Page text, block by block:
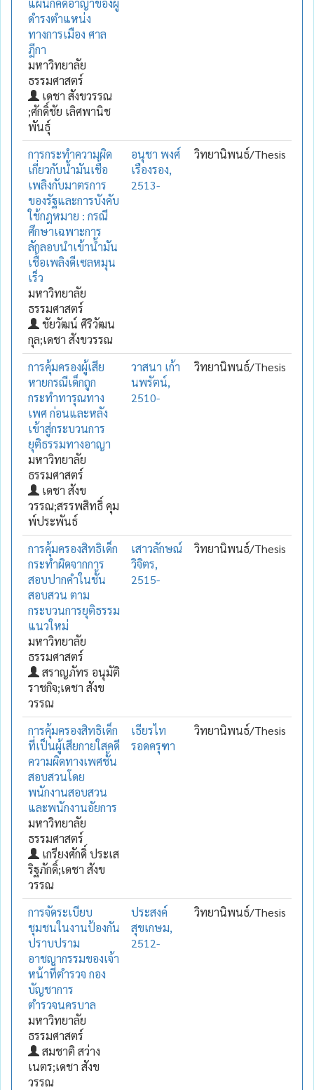
ดำรงตำแหน่ง
ทางการเมือง ศาล
ฎีกา
มหาวิทยาลัย
ธรรมศาสตร์
เดชา สังขวรรณ
;ศักดิ์ชัย เลิศพานิช
พันธุ์
การกระทำความผิด
เกี่ยวกับน้ำมันเชื้อ
เพลิงกับมาตรการ
ของรัฐและการบังคับ
ใช้กฎหมาย : กรณี
ศึกษาเฉพาะการ
ลักลอบนำเข้าน้ำมัน
เชื้อเพลิงดีเซลหมุน
เร็ว
มหาวิทยาลัย
ธรรมศาสตร์
ชัยวัฒน์ ศิริวัฒน
กุล;เดชา สังขวรรณ
อนุชา พงศ์
เรืองรอง,
2513-
วิทยานิพนธ์/Thesis
การคุ้มครองผู้เสีย
หายกรณีเด็กถูก
กระทำทารุณทาง
เพศ ก่อนและหลัง
เข้าสู่กระบวนการ
ยุติธรรมทางอาญา
มหาวิทยาลัย
ธรรมศาสตร์
เดชา สังข
วรรณ;สรรพสิทธิ์ คุม
พ์ประพันธ์
วาสนา เก้า
นพรัตน์,
2510-
วิทยานิพนธ์/Thesis
การคุ้มครองสิทธิเด็ก
กระทำผิดจากการ
สอบปากคำในชั้น
สอบสวน ตาม
กระบวนการยุติธรรม
แนวใหม่
มหาวิทยาลัย
ธรรมศาสตร์
สราญภัทร อนุมัติ
ราชกิจ;เดชา สังข
วรรณ
เสาวลักษณ์
วิจิตร,
2515-
วิทยานิพนธ์/Thesis
การคุ้มครองสิทธิเด็ก
ที่เป็นผู้เสียกายใสคดี
ความผิดทางเพศชั้น
สอบสวนโดย
พนักงานสอบสวน
และพนักงานอัยการ
มหาวิทยาลัย
ธรรมศาสตร์
เกรียงศักดิ์ ประเส
ริฐภักดิ์;เดชา สังข
วรรณ
เธียรไท
รอดครุฑา
วิทยานิพนธ์/Thesis
การจัดระเบียบ
ชุมชนในงานป้องกัน
ปราบปราม
อาชญากรรมของเจ้า
หน้าที่ตำรวจ กอง
บัญชาการ
ตำรวจนครบาล
มหาวิทยาลัย
ธรรมศาสตร์
สมชาติ สว่าง
เนตร;เดชา สังข
วรรณ
ประสงค์
สุขเกษม,
2512-
วิทยานิพนธ์/Thesis